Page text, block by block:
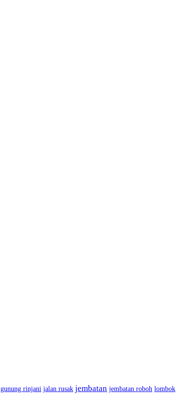
gunung rinjani jalan rusak jembatan jembatan roboh lombok